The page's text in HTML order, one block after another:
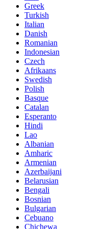
Greek
Turkish
Italian
Danish
Romanian
Indonesian
Czech
Afrikaans
Swedish
Polish
Basque
Catalan
Esperanto
Hindi
Lao
Albanian
Amharic
Armenian
Azerbaijani
Belarusian
Bengali
Bosnian
Bulgarian
Cebuano
Chichewa